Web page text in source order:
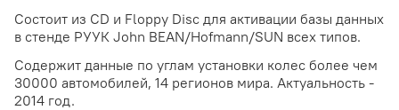
Состоит из CD и Floppy Disc для активации базы данных
в стенде РУУК John BEAN/Hofmann/SUN всех типов.
Содержит данные по углам установки колес более чем
30000 автомобилей, 14 регионов мира. Актуальность -
2014 год.